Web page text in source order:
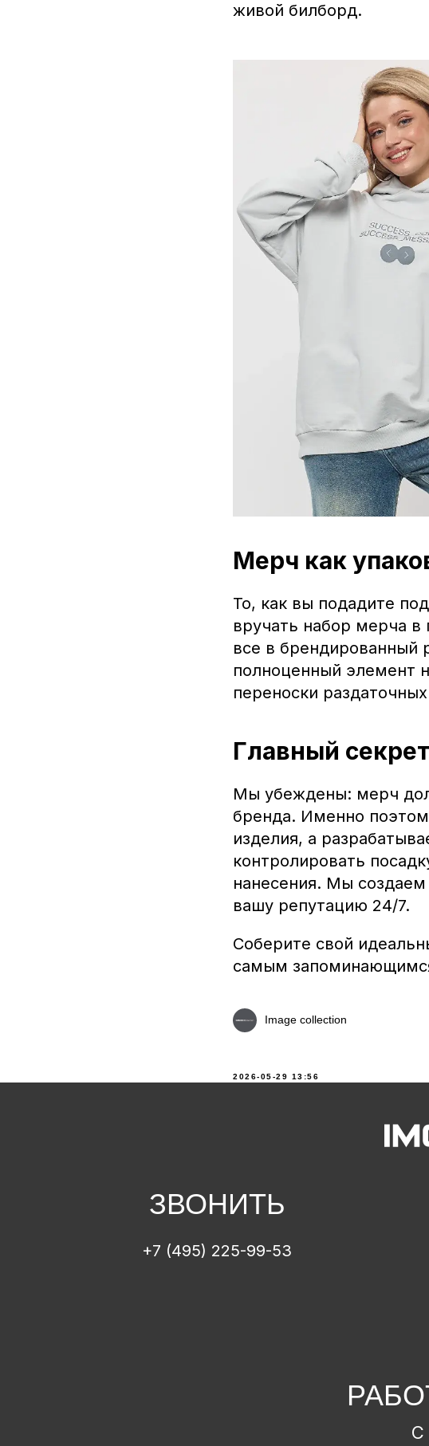
живой билборд.
Мерч как
То, как вы подадите
вручать набор мерча
все в брендированный
полноценный элемент
переноски
Главный
Мы убеждены: мерч
бренда. Именно
изделия, а
контролировать
нанесения. Мы
вашу репутацию 24/7.
Соберите свой
самым
Image collection
2026-05-29 13:56
ЗВОНИТЬ
+7 (495) 225-99-53
С